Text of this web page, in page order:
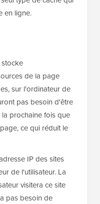
en ligne.
stocke
de la page
sur l'ordinateur de
pas besoin d'être
prochaine fois que
ce qui réduit le
IP des sites
de l'utilisateur. La
visitera ce site
pas besoin de